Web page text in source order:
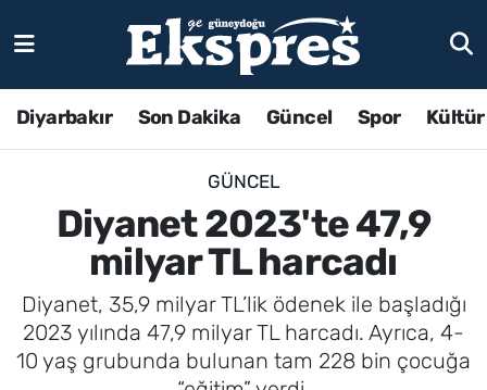
Diyarbakır Son Dakika Güncel Spor
GÜNCEL
Diyanet 2023'te 47,9
milyar TL harcadı
Diyanet, 35,9 milyar TL’lik ödenek ile başladığı
2023 yılında 47,9 milyar TL harcadı. Ayrıca, 4-
10 yaş grubunda bulunan tam 228 bin çocuğa